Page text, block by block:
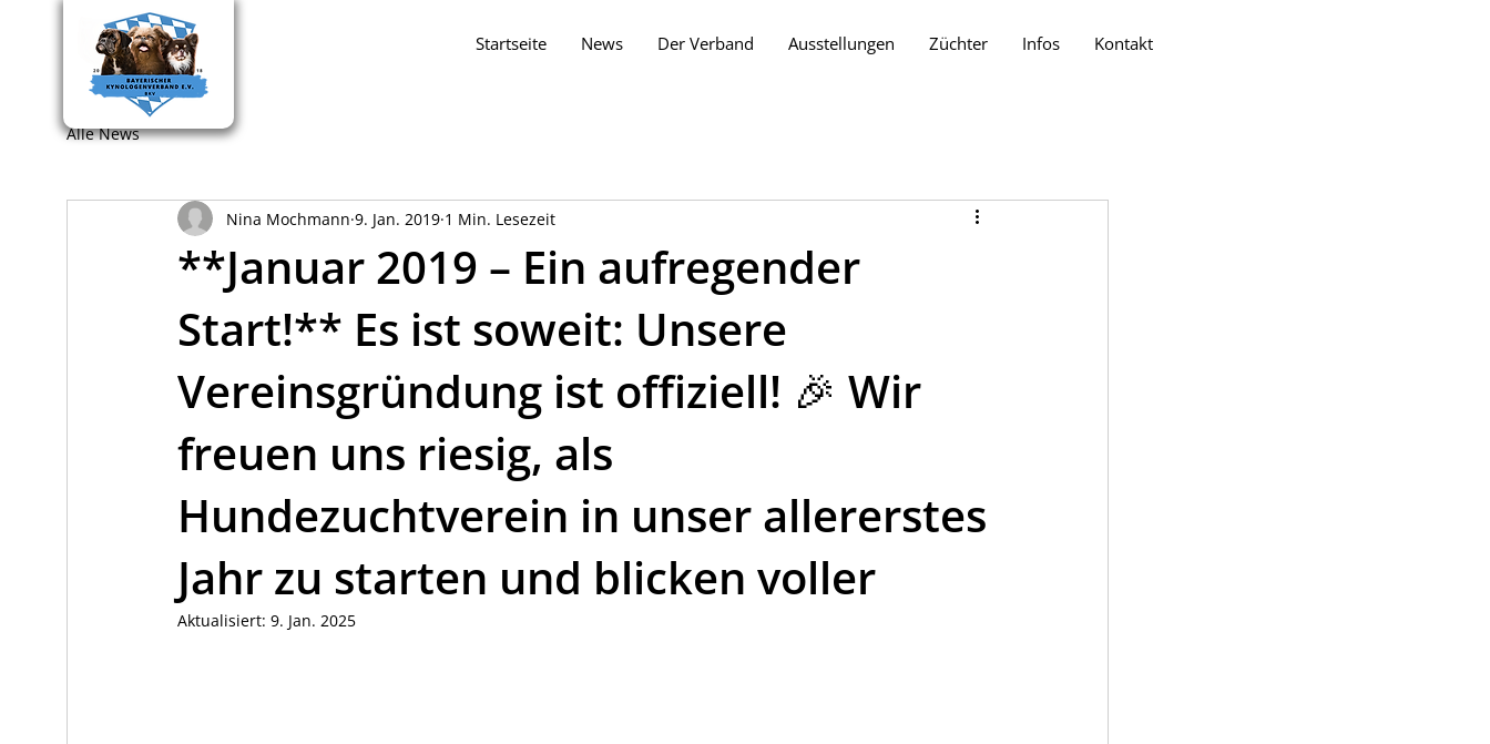
Startseite News Der Verband Ausstellungen Züchter Infos Kontakt
Alle News
**Januar 2019 – Ein aufregender
Start!** Es ist soweit: Unsere
Vereinsgründung ist offiziell! 🎉 Wir
freuen uns riesig, als
Hundezuchtverein in unser allererstes
Jahr zu starten und blicken voller
Nina Mochmann 9. Jan. 2019 1 Min. Lesezeit
Aktualisiert: 9. Jan. 2025